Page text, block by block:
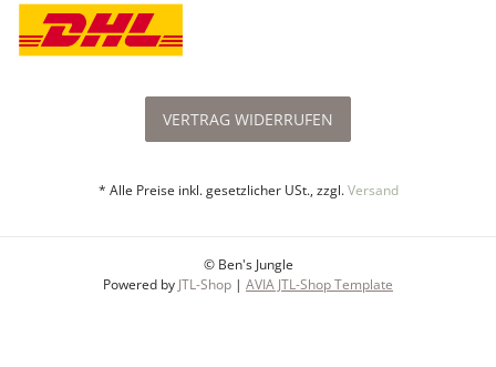
VERTRAG WIDERRUFEN
* Alle Preise inkl. gesetzlicher USt., zzgl.Versand
© Ben's Jungle
Powered by JTL-Shop | AVIA JTL-Shop Template